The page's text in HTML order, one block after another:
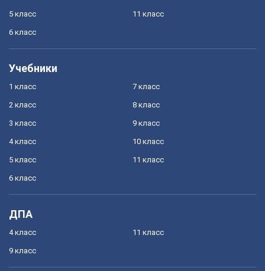
5 класс
6 класс
11 класс
Учебники
1 класс
2 класс
3 класс
4 класс
5 класс
6 класс
7 класс
8 класс
9 класс
10 класс
11 класс
ДПА
4 класс
9 класс
11 класс